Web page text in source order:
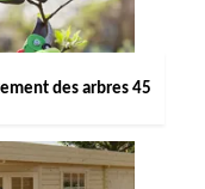
des arbres 45